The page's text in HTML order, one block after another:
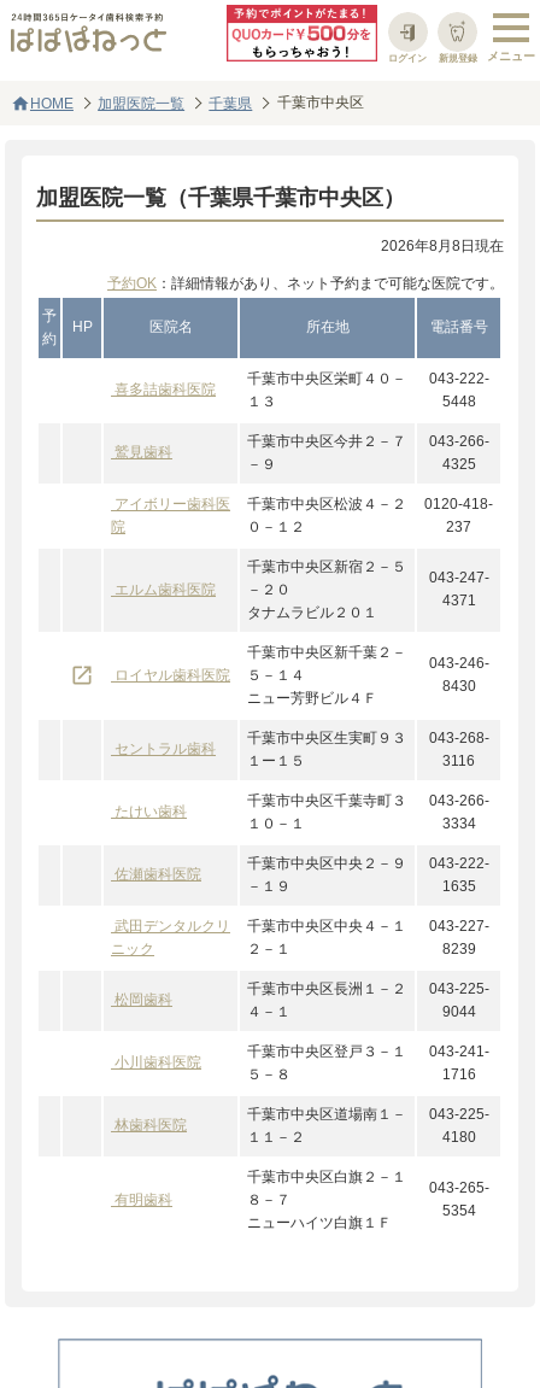
新規登録
ログイン
homeHOME 加盟医院一覧 千葉県 千葉市中央区
加盟医院一覧（千葉県千葉市中央区）
2026年8月8日現在
予約OK：詳細情報があり、ネット予約まで可能な医院です。
予
約
HP 医院名 所在地 電話番号
喜多詰歯科医院
千葉市中央区栄町４０－
１３
043-222-
5448
鷲見歯科
千葉市中央区今井２－７
－９
043-266-
4325
アイボリー歯科医
院
千葉市中央区松波４－２
０－１２
0120-418-
237
エルム歯科医院
千葉市中央区新宿２－５
－２０
タナムラビル２０１
043-247-
4371
launch ロイヤル歯科医院
千葉市中央区新千葉２－
５－１４
ニュー芳野ビル４Ｆ
043-246-
8430
セントラル歯科
千葉市中央区生実町９３
１ー１５
043-268-
3116
たけい歯科
千葉市中央区千葉寺町３
１０－１
043-266-
3334
佐瀬歯科医院
千葉市中央区中央２－９
－１９
043-222-
1635
武田デンタルクリ
ニック
千葉市中央区中央４－１
２－１
043-227-
8239
松岡歯科
千葉市中央区長洲１－２
４－１
043-225-
9044
小川歯科医院
千葉市中央区登戸３－１
５－８
043-241-
1716
林歯科医院
千葉市中央区道場南１－
１１－２
043-225-
4180
有明歯科
千葉市中央区白旗２－１
８－７
ニューハイツ白旗１Ｆ
043-265-
5354